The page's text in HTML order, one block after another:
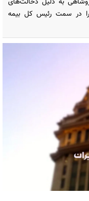
را در سمت رئیس کل بیمه